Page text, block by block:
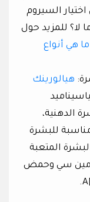
السيروم
لا؟ للمزيد حول
ما هي أنواع
هيالورينك
الدهنية،
للبشرة
المتعبة
سي وحمض